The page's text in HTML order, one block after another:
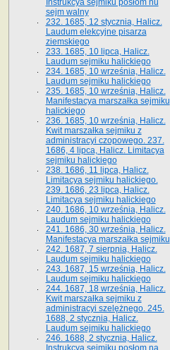
Instrukcya sejmiku posłom nu
sejm walny
232. 1685, 12 stycznia, Halicz.
Laudum elekcyjne pisarza
ziemskiego
233. 1685, 10 lipca, Halicz.
Laudum sejmiku halickiego
234. 1685, 10 września, Halicz.
Laudum sejmiku halickiego
235. 1685, 10 września, Halicz.
Manifestacya marszałka sejmiku
halickiego
236. 1685, 10 września, Halicz.
Kwit marszałka sejmiku z
administracyi czopowego. 237.
1686, 4 lipca, Halicz. Limitacya
sejmiku halickiego
238. 1686, 11 lipca, Halicz.
Limitacya sejmiku halickiego.
239. 1686, 23 lipca, Halicz.
Limitacya sejmiku halickiego
240. 1686, 10 września, Halicz.
Laudum sejmiku halickiego
241. 1686, 30 września, Halicz.
Manifestacya marszałka sejmiku
242. 1687, 7 sierpnia, Halicz.
Laudum sejmiku halickiego
243. 1687, 15 września, Halicz.
Laudum sejmiku halickiego
244. 1687, 18 września, Halicz.
Kwit marszałka sejmiku z
administracyi szelężnego. 245.
1688, 2 stycznia, Halicz.
Laudum sejmiku halickiego
246. 1688, 2 stycznia, Halicz.
Instrukcya sejmiku posłom na